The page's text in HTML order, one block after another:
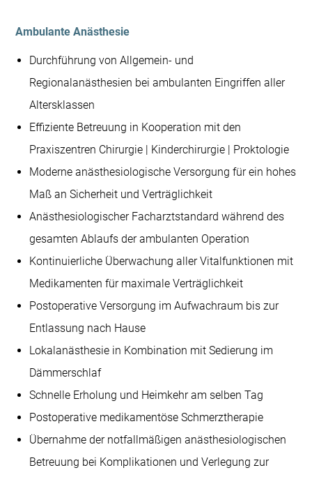
Ambulante Anästhesie
Durchführung von Allgemein- und
Regionalanästhesien bei ambulanten Eingriffen aller
Altersklassen
Effiziente Betreuung in Kooperation mit den
Praxiszentren Chirurgie | Kinderchirurgie | Proktologie
Moderne anästhesiologische Versorgung für ein hohes
Maß an Sicherheit und Verträglichkeit
Anästhesiologischer Facharztstandard während des
gesamten Ablaufs der ambulanten Operation
Kontinuierliche Überwachung aller Vitalfunktionen mit
Medikamenten für maximale Verträglichkeit
Postoperative Versorgung im Aufwachraum bis zur
Entlassung nach Hause
Lokalanästhesie in Kombination mit Sedierung im
Dämmerschlaf
Schnelle Erholung und Heimkehr am selben Tag
Postoperative medikamentöse Schmerztherapie
Übernahme der notfallmäßigen anästhesiologischen
Betreuung bei Komplikationen und Verlegung zur